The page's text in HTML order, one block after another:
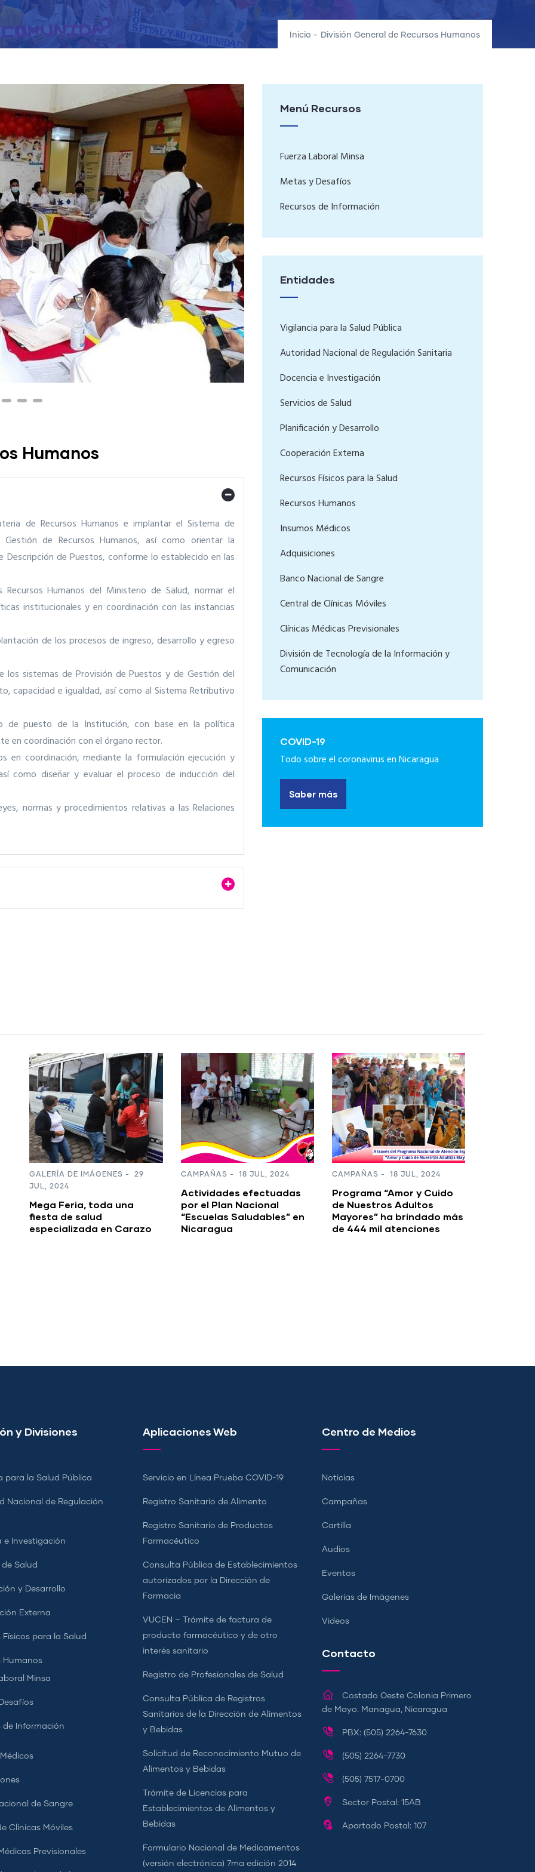
Inicio - División General de Recursos Humanos
Humanos
de Recursos Humanos e implantar el Sistema de
de Recursos Humanos, así como orientar la
Descripción de Puestos, conforme lo establecido en las
Humanos del Ministerio de Salud, normar el
institucionales y en coordinación con las instancias
de los procesos de ingreso, desarrollo y egreso
los sistemas de Provisión de Puestos y de Gestión del
capacidad e igualdad, así como al Sistema Retributivo
de puesto de la Institución, con base en la política
en coordinación con el órgano rector.
en coordinación, mediante la formulación ejecución y
como diseñar y evaluar el proceso de inducción del
normas y procedimientos relativas a las Relaciones
Menú Recursos
Fuerza Laboral Minsa
Metas y Desafíos
Recursos de Información
Entidades
Vigilancia para la Salud Pública
Autoridad Nacional de Regulación Sanitaria
Docencia e Investigación
Servicios de Salud
Planificación y Desarrollo
Cooperación Externa
Recursos Físicos para la Salud
Recursos Humanos
Insumos Médicos
Adquisiciones
Banco Nacional de Sangre
Central de Clínicas Móviles
Clínicas Médicas Previsionales
División de Tecnología de la Información y
Comunicación
COVID-19
Todo sobre el coronavirus en Nicaragua
Saber más
CAMPAÑAS 18 JUL, 2024
Actividades efectuadas
por el Plan Nacional
“Escuelas Saludables” en
Nicaragua
CAMPAÑAS - 18 JUL, 2024
Programa “Amor y Cuido
de Nuestros Adultos
Mayores” ha brindado más
de 444 mil atenciones
GALERÍA DE IMÁGENES - 15
JUL, 2024
Mega Feria de Salud en el
Hospital Fidel Ventura de
Waslala en saludo al 45/19
y Divisiones
para la Salud Pública
Nacional de Regulación
e Investigación
Salud
y Desarrollo
Externa
Físicos para la Salud
Humanos
Minsa
de Información
de Sangre
Clínicas Móviles
Previsionales
Aplicaciones Web
Servicio en Línea Prueba COVID-19
Registro Sanitario de Alimento
Registro Sanitario de Productos
Farmacéutico
Consulta Pública de Establecimientos
autorizados por la Dirección de
Farmacia
VUCEN – Trámite de factura de
producto farmacéutico y de otro
interés sanitario
Registro de Profesionales de Salud
Consulta Pública de Registros
Sanitarios de la Dirección de Alimentos
y Bebidas
Solicitud de Reconocimiento Mutuo de
Alimentos y Bebidas
Trámite de Licencias para
Establecimientos de Alimentos y
Bebidas
Formulario Nacional de Medicamentos
(versión electrónica) 7ma edición 2014
Centro de Medios
Noticias
Campañas
Cartilla
Audios
Eventos
Galerías de Imágenes
Videos
Contacto
Costado Oeste Colonia Primero
de Mayo. Managua, Nicaragua
PBX: (505) 2264-7630
(505) 2264-7730
(505) 7517-0700
Sector Postal: 15AB
Apartado Postal: 107